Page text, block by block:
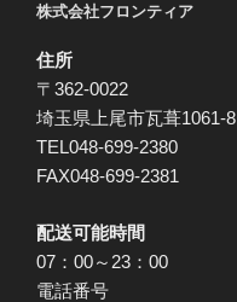
株式会社フロンティア
住所
〒362-0022
埼玉県上尾市瓦葺1061-8
TEL048-699-2380
FAX048-699-2381
配送可能時間
07：00～23：00
電話番号